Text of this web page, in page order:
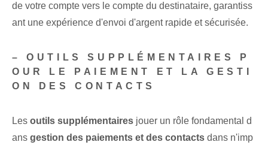
de votre compte vers le compte du destinataire, garantiss
ant une expérience d'envoi d'argent rapide et sécurisée.
– OUTILS SUPPLÉMENTAIRES P
OUR LE PAIEMENT ET LA GESTI
ON DES CONTACTS
Les outils supplémentaires jouer un rôle fondamental d
ans gestion des paiements et des contacts dans n'imp